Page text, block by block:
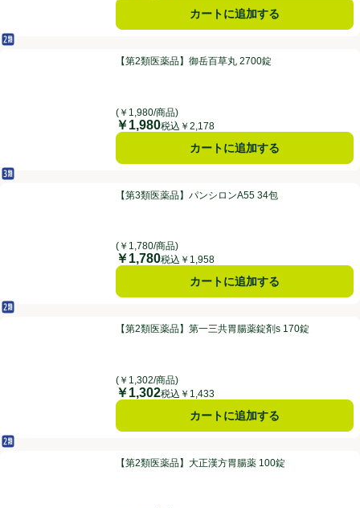
カートに追加する
【第2類医薬品】御岳百草丸 2700錠
第2類医薬品
【第2類医薬品】御岳百草丸 2700錠
(￥1,980/商品)
価格
￥1,980税込￥2,178
カートに追加する
【第3類医薬品】パンシロンA55 34包
第3類医薬品
【第3類医薬品】パンシロンA55 34包
(￥1,780/商品)
価格
￥1,780税込￥1,958
カートに追加する
【第2類医薬品】第一三共胃腸薬錠剤s 170錠
第2類医薬品
【第2類医薬品】第一三共胃腸薬錠剤s 170錠
(￥1,302/商品)
価格
￥1,302税込￥1,433
カートに追加する
【第2類医薬品】大正漢方胃腸薬 100錠
第2類医薬品
【第2類医薬品】大正漢方胃腸薬 100錠